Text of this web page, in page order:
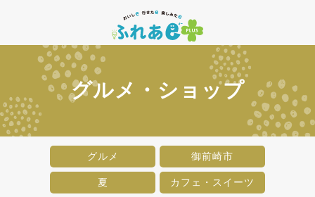
グルメ・ショップ
グルメ 御前崎市
夏 カフェ・スイーツ